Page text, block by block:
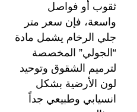
ثقوب أو فواصل
واسعة، فإن سعر متر
جلي الرخام يشمل مادة
“الجولي” المخصصة
لترميم الشقوق وتوحيد
لون الأرضية بشكل
انسيابي وطبيعي جداً